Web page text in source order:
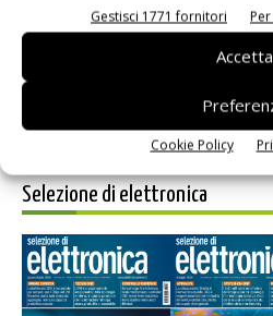
Gestisci 1771 fornitori
Accetta
Cookie Policy
Selezione di elettronica